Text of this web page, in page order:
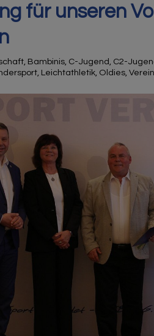
für unseren
, Bambinis, C-Jugend , C2-
, Leichtathletik, Oldies, Verein